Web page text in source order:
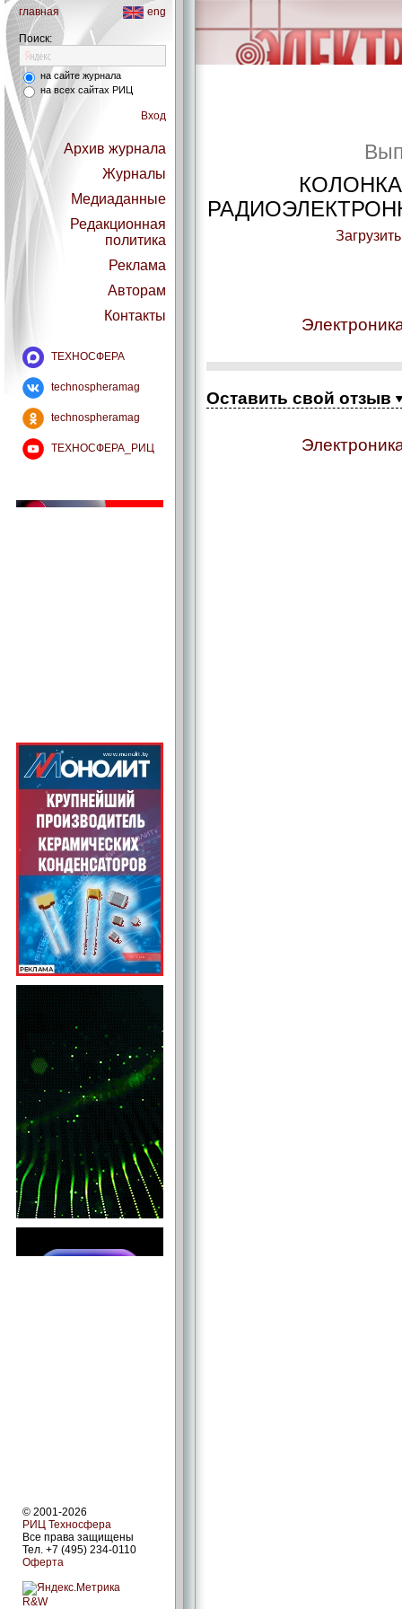
главная eng
Поиск:
на сайте журнала
на всех сайтах РИЦ
Вход
Архив журнала
Журналы
Медиаданные
Редакционная
политика
Реклама
Авторам
Контакты
ТЕХНОСФЕРА
technospheramag
technospheramag
ТЕХНОСФЕРА_РИЦ
© 2001-2026
РИЦ Техносфера
Все права защищены
Тел. +7 (495) 234-0110
Оферта
R&W
Оставить свой отзыв